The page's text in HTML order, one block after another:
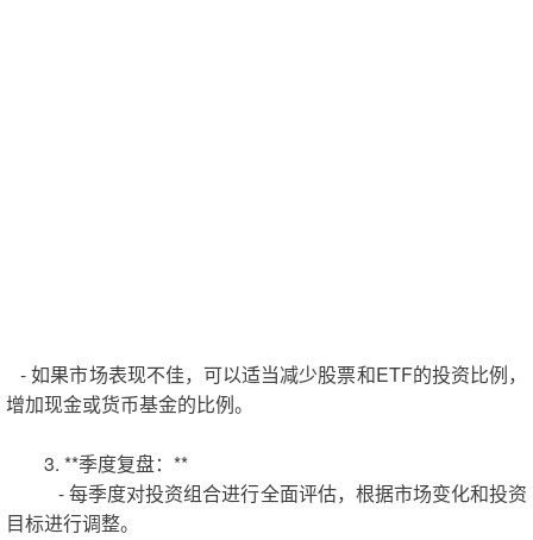
- 如果市场表现不佳，可以适当减少股票和ETF的投资比例，
增加现金或货币基金的比例。
3. **季度复盘：**
- 每季度对投资组合进行全面评估，根据市场变化和投资
目标进行调整。